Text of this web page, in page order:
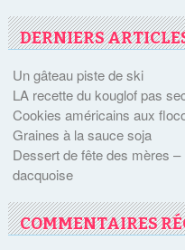
DERNIERS
Un gâteau piste de ski
LA recette du kouglof pas
Cookies américains aux
Graines à la sauce soja
Dessert de fête des mères
dacquoise
COMMENTAIRES